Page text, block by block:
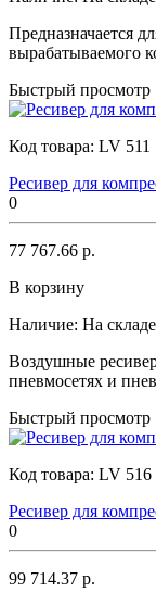
Предназначается
вырабатываемого
Быстрый просмотр
Код товара: LV 511
Ресивер для
0
77 767.66 р.
В корзину
Наличие: На складе
Воздушные
пневмосетях и
Быстрый просмотр
Код товара: LV 516
Ресивер для
0
99 714.37 р.